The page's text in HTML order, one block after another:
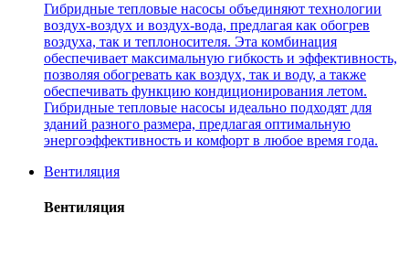
Гибридные тепловые насосы объединяют технологии
воздух-воздух и воздух-вода, предлагая как обогрев
воздуха, так и теплоносителя. Эта комбинация
обеспечивает максимальную гибкость и эффективность,
позволяя обогревать как воздух, так и воду, а также
обеспечивать функцию кондиционирования летом.
Гибридные тепловые насосы идеально подходят для
зданий разного размера, предлагая оптимальную
энергоэффективность и комфорт в любое время года.
Вентиляция
Вентиляция